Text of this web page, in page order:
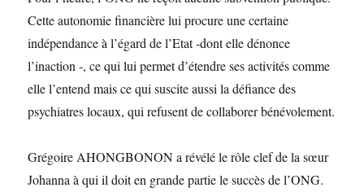
Cette autonomie financière lui procure une certaine
indépendance à l’égard de l’Etat -dont elle dénonce
l’inaction -, ce qui lui permet d’étendre ses activités comme
elle l’entend mais ce qui suscite aussi la défiance des
psychiatres locaux, qui refusent de collaborer bénévolement.
Grégoire AHONGBONON a révélé le rôle clef de la sœur
Johanna à qui il doit en grande partie le succès de l’ONG.